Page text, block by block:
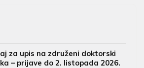
za upis na združeni doktorski
– prijave do 2. listopada 2026.